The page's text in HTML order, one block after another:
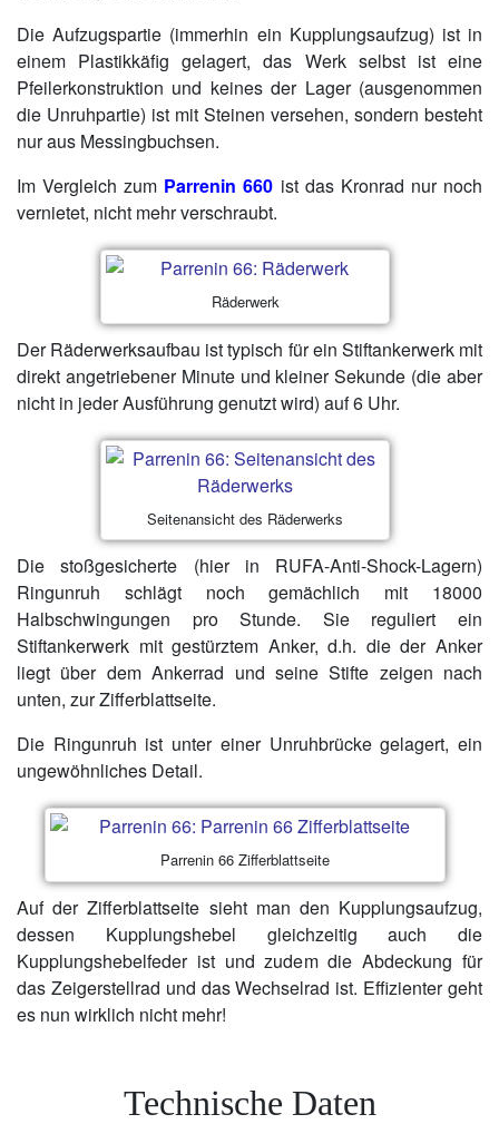
Die Aufzugspartie (immerhin ein Kupplungsaufzug) ist in
einem Plastikkäfig gelagert, das Werk selbst ist eine
Pfeilerkonstruktion und keines der Lager (ausgenommen
die Unruhpartie) ist mit Steinen versehen, sondern besteht
nur aus Messingbuchsen.
Im Vergleich zum Parrenin 660 ist das Kronrad nur noch
vernietet, nicht mehr verschraubt.
Räderwerk
Der Räderwerksaufbau ist typisch für ein Stiftankerwerk mit
direkt angetriebener Minute und kleiner Sekunde (die aber
nicht in jeder Ausführung genutzt wird) auf 6 Uhr.
Seitenansicht des Räderwerks
Die stoßgesicherte (hier in RUFA-Anti-Shock-Lagern)
Ringunruh schlägt noch gemächlich mit 18000
Halbschwingungen pro Stunde. Sie reguliert ein
Stiftankerwerk mit gestürztem Anker, d.h. die der Anker
liegt über dem Ankerrad und seine Stifte zeigen nach
unten, zur Zifferblattseite.
Die Ringunruh ist unter einer Unruhbrücke gelagert, ein
ungewöhnliches Detail.
Parrenin 66 Zifferblattseite
Auf der Zifferblattseite sieht man den Kupplungsaufzug,
dessen Kupplungshebel gleichzeitig auch die
Kupplungshebelfeder ist und zudem die Abdeckung für
das Zeigerstellrad und das Wechselrad ist. Effizienter geht
es nun wirklich nicht mehr!
Technische Daten